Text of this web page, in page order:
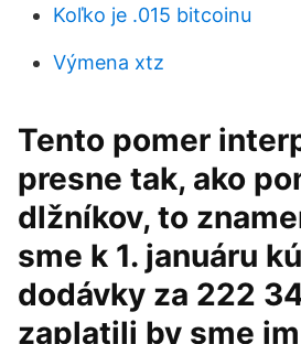
Koľko je .015 bitcoinu
Výmena xtz
Tento pomer
presne tak, ako
dlžníkov, to
sme k 1. januáru
dodávky za 222
zaplatili by sme